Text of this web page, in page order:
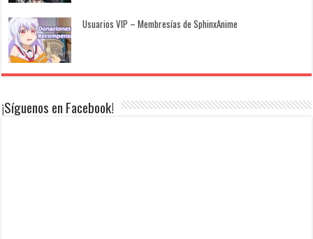
Usuarios VIP – Membresías de SphinxAnime
¡Síguenos en Facebook!